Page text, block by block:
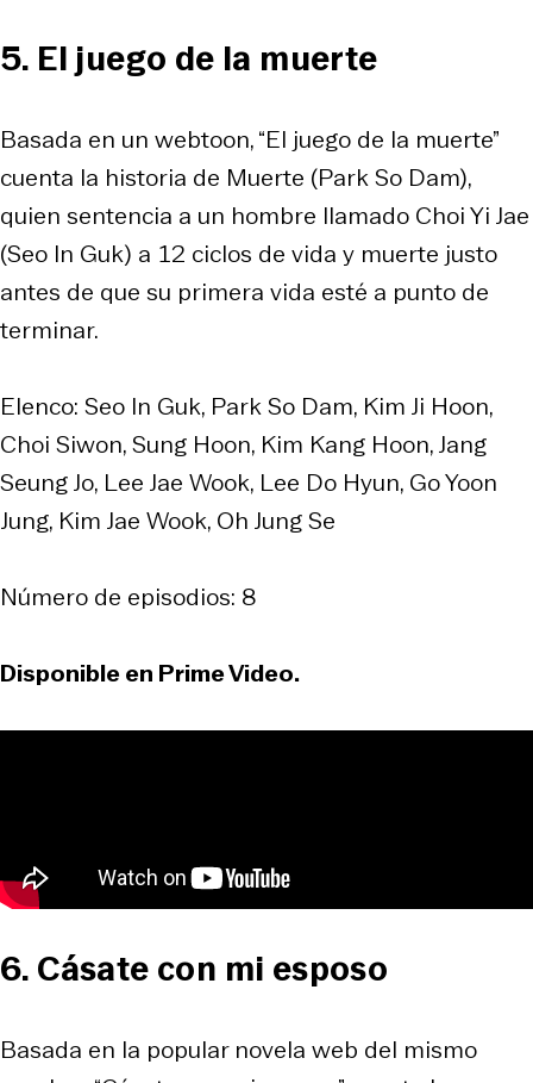
5. El juego de la muerte
Basada en un webtoon, “El juego de la muerte”
cuenta la historia de Muerte (Park So Dam),
quien sentencia a un hombre llamado Choi Yi Jae
(Seo In Guk) a 12 ciclos de vida y muerte justo
antes de que su primera vida esté a punto de
terminar.
Elenco: Seo In Guk, Park So Dam, Kim Ji Hoon,
Choi Siwon, Sung Hoon, Kim Kang Hoon, Jang
Seung Jo, Lee Jae Wook, Lee Do Hyun, Go Yoon
Jung, Kim Jae Wook, Oh Jung Se
Número de episodios: 8
Disponible en Prime Video.
6. Cásate con mi esposo
Basada en la popular novela web del mismo